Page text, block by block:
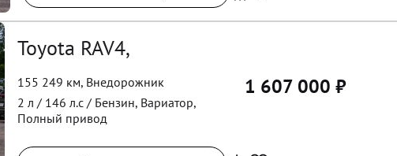
Toyota RAV4,
155 249 км, Внедорожник
2 л / 146 л.с / Бензин, Вариатор,
Полный привод
1 607 000 ₽